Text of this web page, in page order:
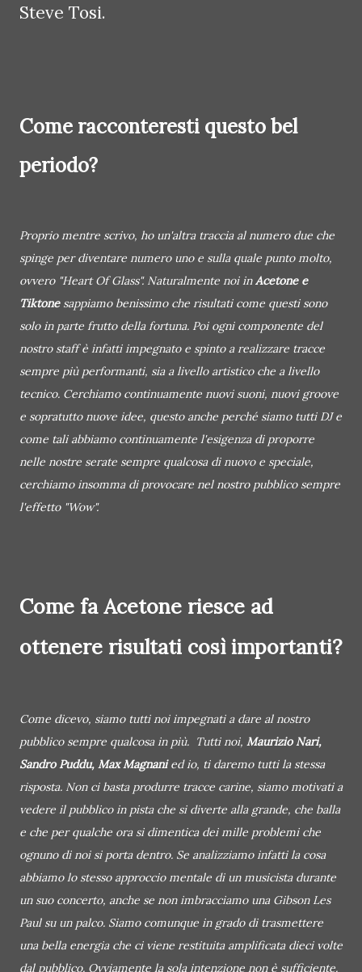
Steve Tosi.
Come racconteresti questo bel
periodo?
Proprio mentre scrivo, ho un'altra traccia al numero due che
spinge per diventare numero uno e sulla quale punto molto,
ovvero "Heart Of Glass". Naturalmente noi inAcetone e
Tiktonesappiamo benissimo che risultati come questi sono
solo in parte frutto della fortuna. Poi ogni componente del
nostro staff è infatti impegnato e spinto a realizzare tracce
sempre più performanti, sia a livello artistico che a livello
tecnico. Cerchiamo continuamente nuovi suoni, nuovi groove
e sopratutto nuove idee, questo anche perché siamo tutti DJ e
come tali abbiamo continuamente l'esigenza di proporre
nelle nostre serate sempre qualcosa di nuovo e speciale,
cerchiamo insomma di provocare nel nostro pubblico sempre
l'effetto "Wow".
Come fa Acetone riesce ad
ottenere risultati così importanti?
Come dicevo, siamo tutti noi impegnati a dare al nostro
pubblico sempre qualcosa in più. Tutti noi, Maurizio Nari,
Sandro Puddu, Max Magnanied io, ti daremo tutti la stessa
risposta. Non ci basta produrre tracce carine, siamo motivati a
vedere il pubblico in pista che si diverte alla grande, che balla
e che per qualche ora si dimentica dei mille problemi che
ognuno di noi si porta dentro. Se analizziamo infatti la cosa
abbiamo lo stesso approccio mentale di un musicista durante
un suo concerto, anche se non imbracciamo una Gibson Les
Paul su un palco. Siamo comunque in grado di trasmettere
una bella energia che ci viene restituita amplificata dieci volte
dal pubblico. Ovviamente la sola intenzione non è sufficiente.